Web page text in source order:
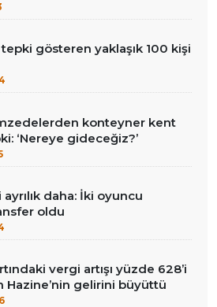
gösteren yaklaşık 100 kişi
konteyner kent
‘Nereye gideceğiz?’
daha: İki oyuncu
oldu
vergi artışı yüzde 628’i
Hazine’nin gelirini büyüttü